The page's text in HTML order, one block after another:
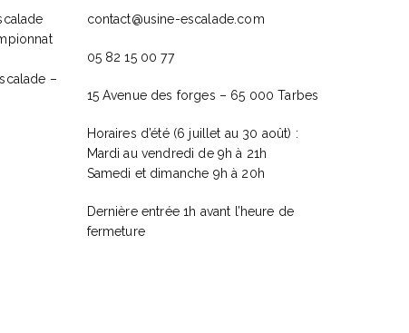
–
contact@usine-escalade.com
05 82 15 00 77
15 Avenue des forges – 65 000 Tarbes
Horaires d’été (6 juillet au 30 août) :
Mardi au vendredi de 9h à 21h
Samedi et dimanche 9h à 20h
Dernière entrée 1h avant l’heure de
fermeture